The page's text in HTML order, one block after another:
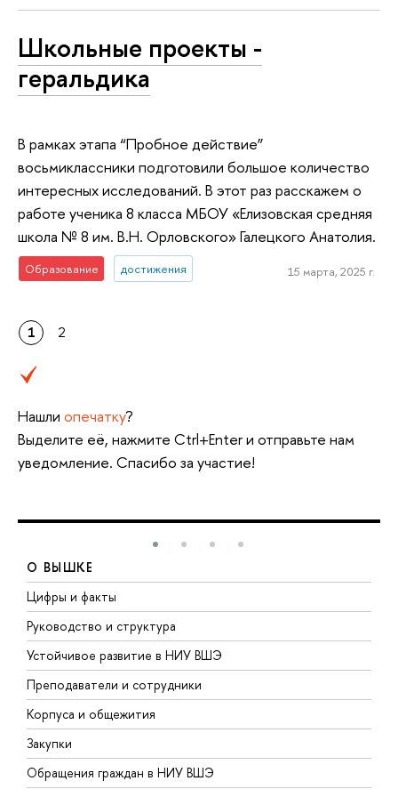
Школьные проекты -
геральдика
В рамках этапа “Пробное действие”
восьмиклассники подготовили большое количество
интересных исследований. В этот раз расскажем о
работе ученика 8 класса МБОУ «Елизовская средняя
школа № 8 им. В.Н. Орловского» Галецкого Анатолия.
Образование достижения 15 марта, 2025 г.
1 2
Нашли опечатку?
Выделите её, нажмите Ctrl+Enter и отправьте нам
уведомление. Спасибо за участие!
О ВЫШКЕ
Цифры и факты
Руководство и структура
Устойчивое развитие в НИУ ВШЭ
Преподаватели и сотрудники
Корпуса и общежития
Закупки
Обращения граждан в НИУ ВШЭ